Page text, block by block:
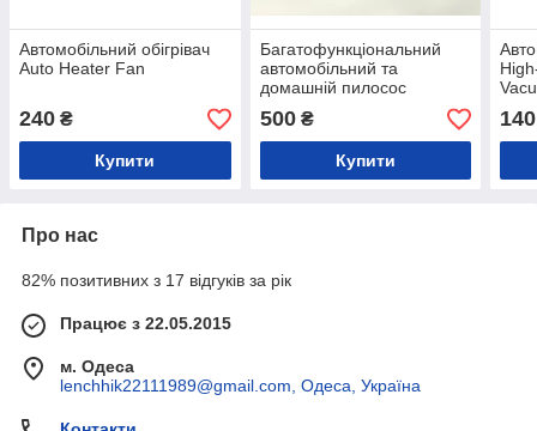
Автомобільний обігрівач
Auto Heater Fan
240 ₴
Купити
Багатофункціональний
автомобільний та
домашній пилосос
500₴
Купити
140
Про нас
82% позитивних з 17 відгуків за рік
Працює з 22.05.2015
м. Одеса
lenchhik22111989@gmail.com, Одеса, Україна